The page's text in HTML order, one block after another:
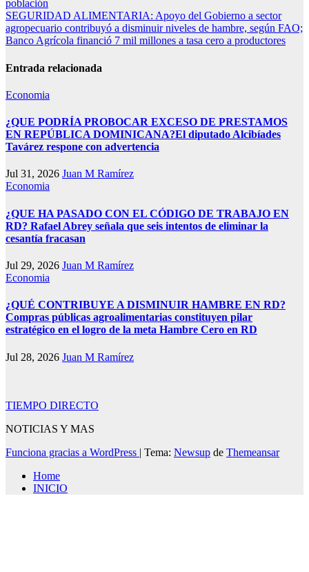
entradas
población
SEGURIDAD ALIMENTARIA: Apoyo del Gobierno a sector
agropecuario contribuyó a disminuir niveles de hambre, según FAO;
Banco Agrícola financió 7 mil millones a tasa cero a productores
Entrada relacionada
Economia
¿QUE PODRÍA PROBOCAR EXCESO DE PRESTAMOS
EN REPÚBLICA DOMINICANA?El diputado Alcibíades
Tavárez respone con advertencia
Jul 31, 2026 Juan M Ramírez
Economia
¿QUE HA PASADO CON EL CÓDIGO DE TRABAJO EN
RD? Rafael Abrey señala que seis intentos de eliminar la
cesantía fracasan
Jul 29, 2026 Juan M Ramírez
Economia
¿QUÉ CONTRIBUYE A DISMINUIR HAMBRE EN RD?
Compras públicas agroalimentarias constituyen pilar
estratégico en el logro de la meta Hambre Cero en RD
Jul 28, 2026 Juan M Ramírez
TIEMPO DIRECTO
NOTICIAS Y MAS
Funciona gracias a WordPress | Tema: Newsup de Themeansar
Home
INICIO